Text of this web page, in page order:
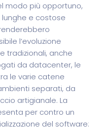
modo più opportuno,
e costose
l’evoluzione
tradizionali, anche
da datacenter, le
le varie catene
separati, da
artigianale. La
per contro un
del software: